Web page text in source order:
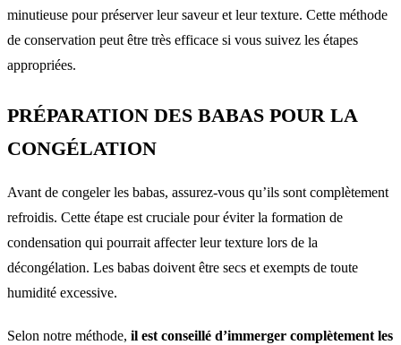
minutieuse pour préserver leur saveur et leur texture. Cette méthode
de conservation peut être très efficace si vous suivez les étapes
appropriées.
PRÉPARATION DES BABAS POUR LA
CONGÉLATION
Avant de congeler les babas, assurez-vous qu’ils sont complètement
refroidis. Cette étape est cruciale pour éviter la formation de
condensation qui pourrait affecter leur texture lors de la
décongélation. Les babas doivent être secs et exempts de toute
humidité excessive.
Selon notre méthode, il est conseillé d’immerger complètement les